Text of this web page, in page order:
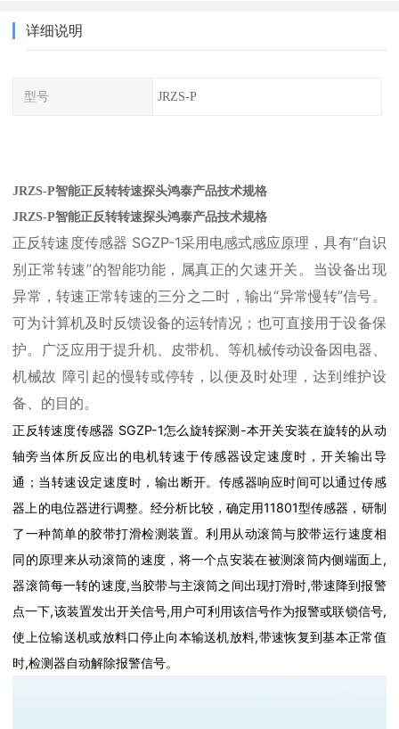
详细说明
型号 JRZS-P
JRZS-P智能正反转转速探头鸿泰产品技术规格
JRZS-P智能正反转转速探头鸿泰产品技术规格
正反转速度传感器 SGZP-1采用电感式感应原理，具有“自识
别正常转速”的智能功能，属真正的欠速开关。当设备出现
异常，转速正常转速的三分之二时，输出“异常慢转”信号。
可为计算机及时反馈设备的运转情况；也可直接用于设备保
护。广泛应用于提升机、皮带机、等机械传动设备因电器、
机械故 障引起的慢转或停转，以便及时处理，达到维护设
备、的目的。
正反转速度传感器 SGZP-1怎么旋转探测-本开关安装在旋转的从动
轴旁当体所反应出的电机转速于传感器设定速度时，开关输出导
通；当转速设定速度时，输出断开。传感器响应时间可以通过传感
器上的电位器进行调整。经分析比较，确定用11801型传感器，研制
了一种简单的胶带打滑检测装置。利用从动滚筒与胶带运行速度相
同的原理来从动滚筒的速度，将一个点安装在被测滚筒内侧端面上,
器滚筒每一转的速度,当胶带与主滚筒之间出现打滑时,带速降到报警
点一下,该装置发出开关信号,用户可利用该信号作为报警或联锁信号,
使上位输送机或放料口停止向本输送机放料,带速恢复到基本正常值
时,检测器自动解除报警信号。